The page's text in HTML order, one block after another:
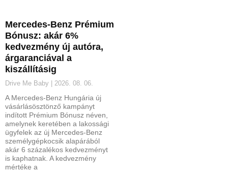
Mercedes-Benz Prémium
Bónusz: akár 6%
kedvezmény új autóra,
árgaranciával a
kiszállításig
Drive Me Baby 2026. 08. 06.
A Mercedes-Benz Hungária új
vásárlásösztönző kampányt
indított Prémium Bónusz néven,
amelynek keretében a lakossági
ügyfelek az új Mercedes-Benz
személygépkocsik alapárából
akár 6 százalékos kedvezményt
is kaphatnak. A kedvezmény
mértéke a